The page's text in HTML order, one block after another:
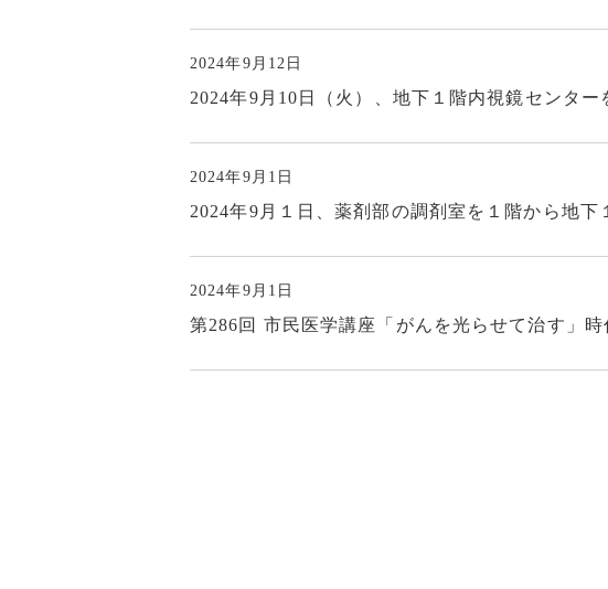
2024年9月12日
2024年9月10日（火）、地下１階内視鏡センター
2024年9月1日
2024年9月１日、薬剤部の調剤室を１階から地下
2024年9月1日
第286回 市民医学講座「がんを光らせて治す」